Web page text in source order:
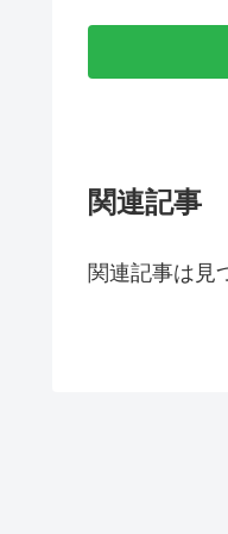
関連記事
関連記事は見